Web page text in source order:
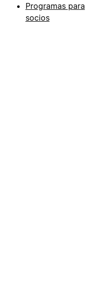
Programas para
socios